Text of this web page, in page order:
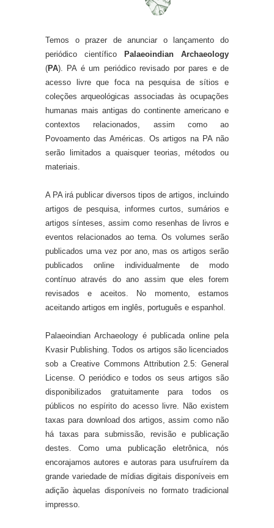
Temos o prazer de anunciar o lançamento do
periódico científico
Palaeoindian Archaeology
(PA). PA é um periódico revisado por pares e de
acesso livre que foca na pesquisa de sítios e
coleções arqueológicas associadas às ocupações
humanas mais antigas do continente americano e
contextos relacionados, assim como ao
Povoamento das Américas. Os artigos na PA não
serão limitados a quaisquer teorias, métodos ou
materiais.
A PA irá publicar diversos tipos de artigos, incluindo
artigos de pesquisa, informes curtos, sumários e
artigos sínteses, assim como resenhas de livros e
eventos relacionados ao tema. Os volumes serão
publicados uma vez por ano, mas os artigos serão
publicados online individualmente de modo
contínuo através do ano assim que eles forem
revisados e aceitos. No momento, estamos
aceitando artigos em inglês, português e espanhol.
Palaeoindian Archaeology é publicada online pela
Kvasir Publishing. Todos os artigos são licenciados
sob a Creative Commons Attribution 2.5: General
License. O periódico e todos os seus artigos são
disponibilizados gratuitamente para todos os
públicos no espírito do acesso livre. Não existem
taxas para download dos artigos, assim como não
há taxas para submissão, revisão e publicação
destes. Como uma publicação eletrônica, nós
encorajamos autores e autoras para usufruírem da
grande variedade de mídias digitais disponíveis em
adição àquelas disponíveis no formato tradicional
impresso.